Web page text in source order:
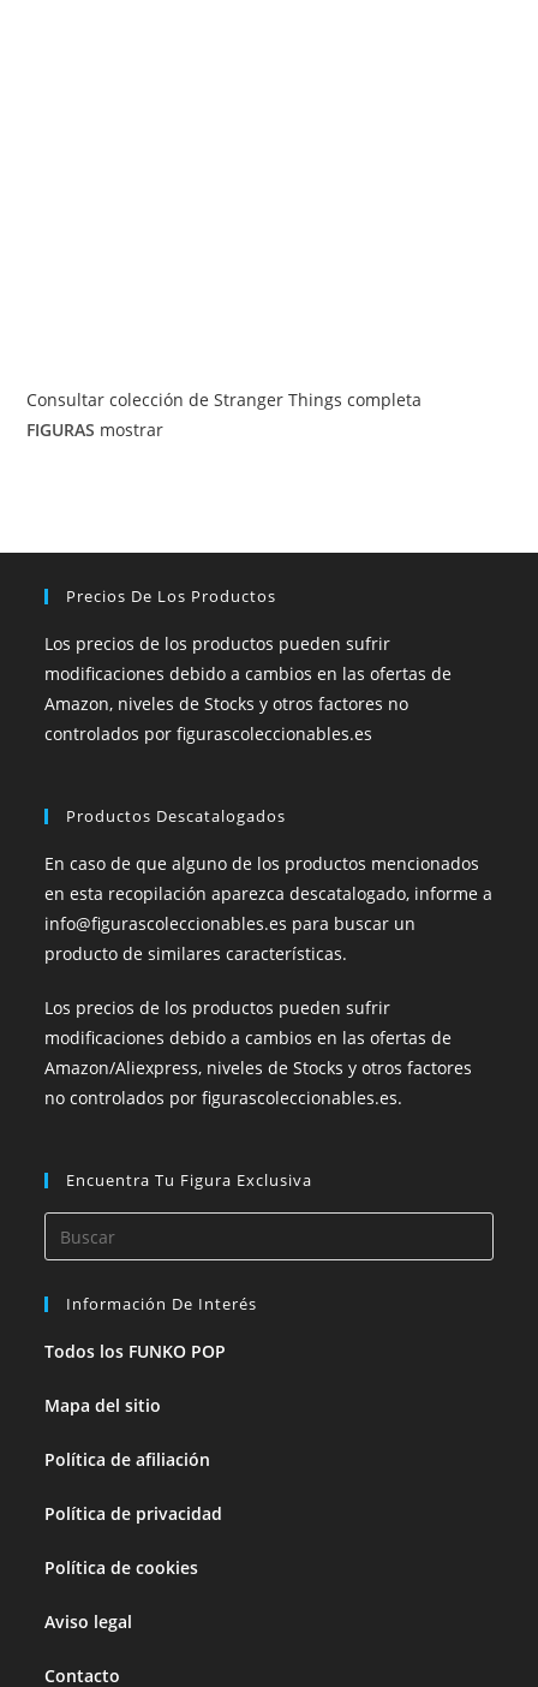
Consultar colección de Stranger Things completa
FIGURAS mostrar
Precios De Los Productos
Los precios de los productos pueden sufrir
modificaciones debido a cambios en las ofertas de
Amazon, niveles de Stocks y otros factores no
controlados por figurascoleccionables.es
Productos Descatalogados
En caso de que alguno de los productos mencionados
en esta recopilación aparezca descatalogado, informe a
info@figurascoleccionables.es para buscar un
producto de similares características.
Los precios de los productos pueden sufrir
modificaciones debido a cambios en las ofertas de
Amazon/Aliexpress, niveles de Stocks y otros factores
no controlados por figurascoleccionables.es.
Encuentra Tu Figura Exclusiva
Información De Interés
Todos los FUNKO POP
Mapa del sitio
Política de afiliación
Política de privacidad
Política de cookies
Aviso legal
Contacto